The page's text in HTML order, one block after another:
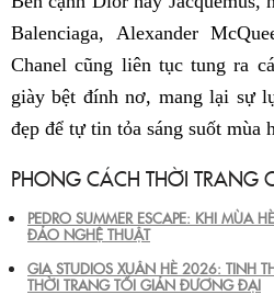
Balenciaga, Alexander
Chanel cũng liên tục tung ra
giày bệt đính nơ, mang lại sự
đẹp để tự tin tỏa sáng suốt mùa
PHONG CÁCH THỜI TRANG
PEDRO SUMMER ESCAPE: KHI MÙA
ĐẢO NGHỆ THUẬT
GIA STUDIOS XUÂN HÈ 2026: TINH
THỜI TRANG TỐI GIẢN ĐƯƠNG ĐẠI